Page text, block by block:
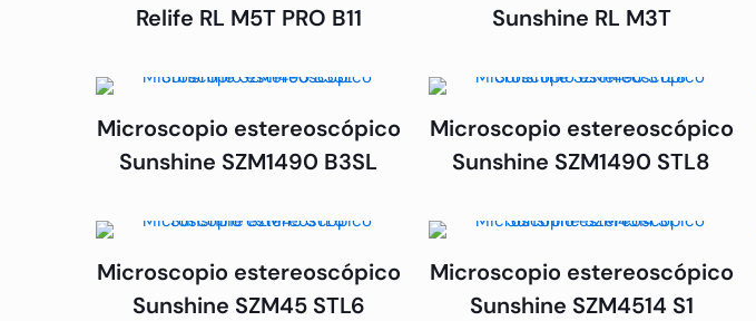
Relife RL M5T PRO B11
Sunshine RL M3T
Microscopio estereoscópico
Sunshine SZM1490 B3SL
Microscopio estereoscópico
Sunshine SZM1490 STL8
Microscopio estereoscópico
Sunshine SZM45 STL6
Microscopio estereoscópico
Sunshine SZM4514 S1